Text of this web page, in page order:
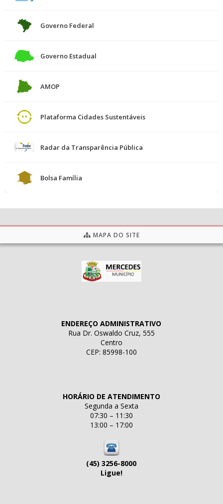
Governo Federal
Governo Estadual
AMOP
Plataforma Cidades Sustentáveis
Radar da Transparência Pública
Bolsa Família
MAPA DO SITE
ENDEREÇO ADMINISTRATIVO
Rua Dr. Oswaldo Cruz, 555
Centro
CEP: 85998-100
HORÁRIO DE ATENDIMENTO
Segunda a Sexta
07:30 – 11:30
13:00 – 17:00
(45) 3256-8000
Ligue!